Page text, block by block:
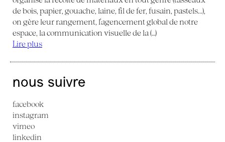
de bois, papier, gouache, laine, fil de fer, fusain, pastels...),
on gère leur rangement, l’agencement global de notre
espace, la communication visuelle de la (…)
Lire plus
nous suivre
facebook
instagram
vimeo
linkedin